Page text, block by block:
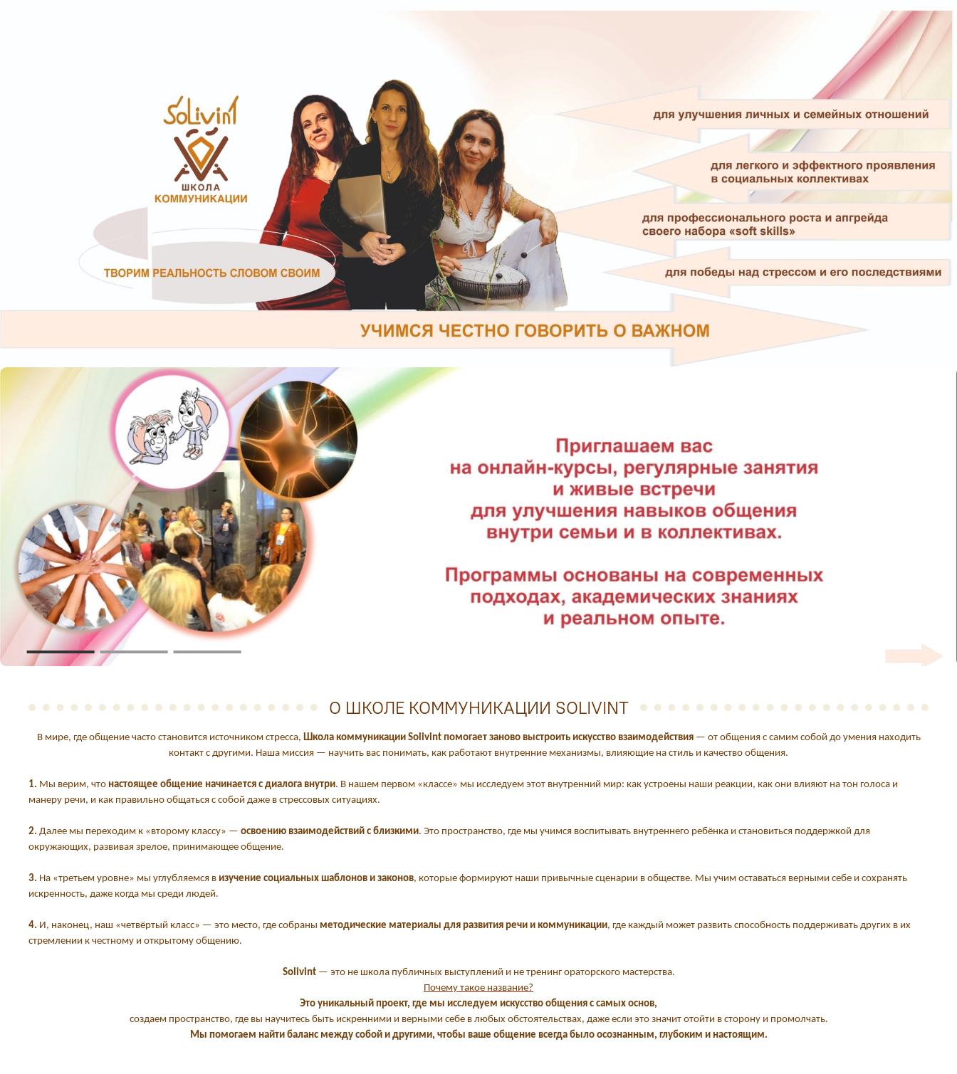
О ШКОЛЕ КОММУНИКАЦИИ SOLIVINT
В мире, где общение часто становится источником стресса, Школа коммуникации Solivint помогает заново выстроить искусство взаимодействия— от общения с самим собой до умения находить
контакт с другими. Наша миссия — научить вас понимать, как работают внутренние механизмы, влияющие на стиль и качество общения.
1. Мы верим, что настоящее общение начинается с диалога внутри. В нашем первом «классе» мы исследуем этот внутренний мир: как устроены наши реакции, как они влияют на тон голоса и
манеру речи, и как правильно общаться с собой даже в стрессовых ситуациях.
2. Далее мы переходим к «второму классу» — освоению взаимодействий с близкими. Это пространство, где мы учимся воспитывать внутреннего ребёнка и становиться поддержкой для
окружающих, развивая зрелое, принимающее общение.
3. На «третьем уровне» мы углубляемся в изучение социальных шаблонов и законов, которые формируют наши привычные сценарии в обществе. Мы учим оставаться верными себе и сохранять
искренность, даже когда мы среди людей.
4. И, наконец, наш «четвёртый класс» — это место, где собраны методические материалы для развития речи и коммуникации, где каждый может развить способность поддерживать других в их
стремлении к честному и открытому общению.
Solivint— это не школа публичных выступлений и не тренинг ораторского мастерства.
Почему такое название?
Это уникальный проект, где мы исследуем искусство общения с самых основ,
создаем пространство, где вы научитесь быть искренними и верными себе в любых обстоятельствах, даже если это значит отойти в сторону и промолчать.
Мы помогаем найти баланс между собой и другими, чтобы ваше общение всегда было осознанным, глубоким и настоящим.